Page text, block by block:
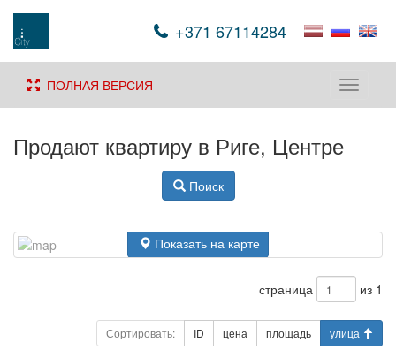
+371 67114284
Toggle
ПОЛНАЯ ВЕРСИЯ
Продают квартиру в Риге, Центре
Поиск
Показать на карте
страница из 1
Сортировать: ID цена площадь улица